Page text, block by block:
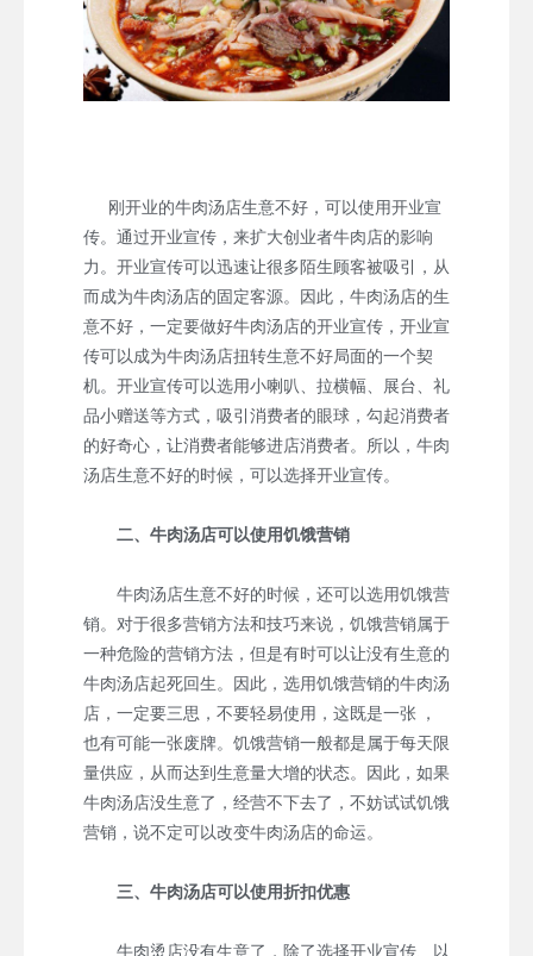
刚开业的牛肉汤店生意不好，可以使用开业宣
传。通过开业宣传，来扩大创业者牛肉店的影响
力。开业宣传可以迅速让很多陌生顾客被吸引，从
而成为牛肉汤店的固定客源。因此，牛肉汤店的生
意不好，一定要做好牛肉汤店的开业宣传，开业宣
传可以成为牛肉汤店扭转生意不好局面的一个契
机。开业宣传可以选用小喇叭、拉横幅、展台、礼
品小赠送等方式，吸引消费者的眼球，勾起消费者
的好奇心，让消费者能够进店消费者。所以，牛肉
汤店生意不好的时候，可以选择开业宣传。
二、牛肉汤店可以使用饥饿营销
牛肉汤店生意不好的时候，还可以选用饥饿营
销。对于很多营销方法和技巧来说，饥饿营销属于
一种危险的营销方法，但是有时可以让没有生意的
牛肉汤店起死回生。因此，选用饥饿营销的牛肉汤
店，一定要三思，不要轻易使用，这既是一张 ，
也有可能一张废牌。饥饿营销一般都是属于每天限
量供应，从而达到生意量大增的状态。因此，如果
牛肉汤店没生意了，经营不下去了，不妨试试饥饿
营销，说不定可以改变牛肉汤店的命运。
三、牛肉汤店可以使用折扣优惠
牛肉烫店没有生意了，除了选择开业宣传、以